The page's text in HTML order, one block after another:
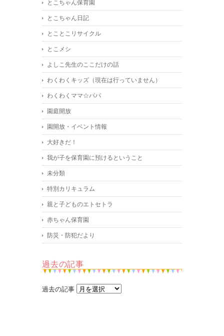
とこちゃん保育園
とこちゃん日記
とことこリサイクル
とこメシ
よしこ先生のここだけの話
わくわくキッズ（現在は行っていません）
わくわくママ☆パパ
園庭開放
園開放・イベント情報
大好きだ！
我が子を保育園に預けるということ
未分類
特別カリキュラム
親と子どものエトセトラ
赤ちゃん保育園
防災・防犯だより
過去の記事
過去の記事